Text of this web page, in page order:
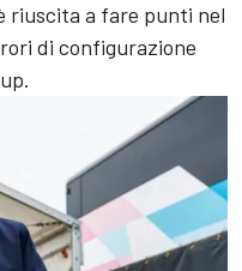
riuscita a fare punti nel
di configurazione